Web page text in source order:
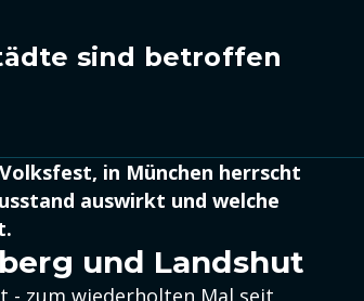
sind betroffen
in München herrscht
auswirkt und welche
und Landshut
- zum wiederholten Mal seit